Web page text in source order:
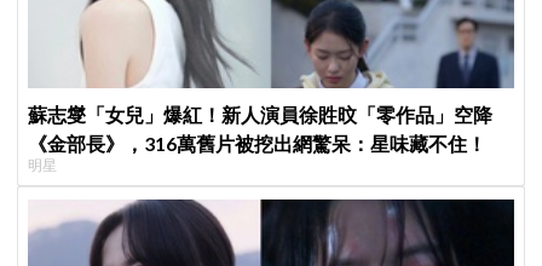
蘇志燮「女兒」爆紅！新人演員徐貹旼「零作品」空降
《金部長》，316萬舊片被挖出網驚呆：星味藏不住！
明星